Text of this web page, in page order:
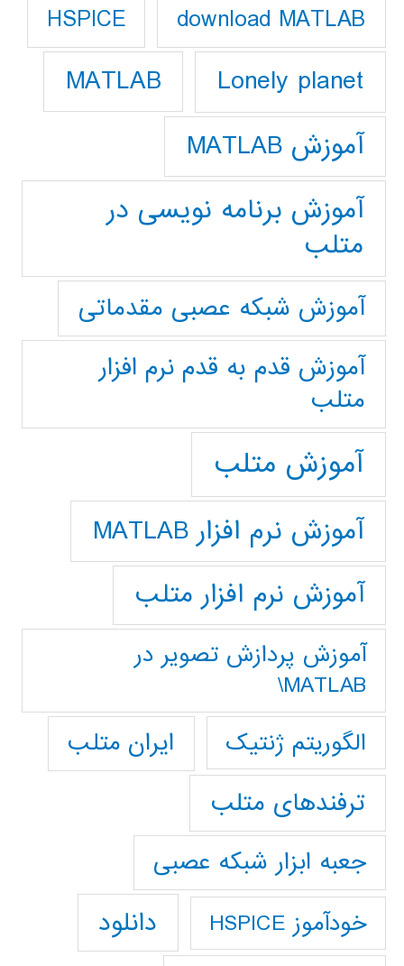
download MATLAB
HSPICE
Lonely planet
MATLAB
آموزش MATLAB
آموزش برنامه نویسی در
متلب
آموزش شبکه عصبی مقدماتی
آموزش قدم به قدم نرم افزار
متلب
آموزش متلب
آموزش نرم افزار MATLAB
آموزش نرم افزار متلب
آموزش پردازش تصوير در
MATLAB\
الگوریتم ژنتیک
ایران متلب
ترفندهای متلب
جعبه ابزار شبکه عصبی
خودآموز HSPICE دانلود